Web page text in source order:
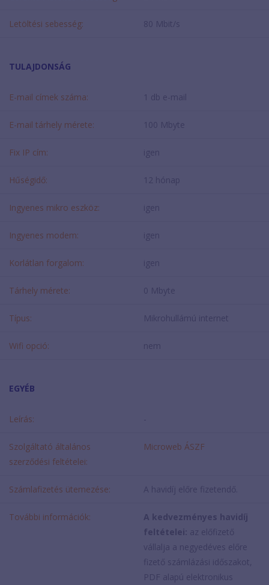
Letöltési sebesség: 80 Mbit/s
TULAJDONSÁG
E-mail címek száma: 1 db e-mail
E-mail tárhely mérete: 100 Mbyte
Fix IP cím: igen
Hűségidő: 12 hónap
Ingyenes mikro eszköz: igen
Ingyenes modem: igen
Korlátlan forgalom: igen
Tárhely mérete: 0 Mbyte
Típus: Mikrohullámú internet
Wifi opció: nem
EGYÉB
Leírás: -
Szolgáltató általános
szerződési feltételei:
Microweb ÁSZF
Számlafizetés ütemezése: A havidíj előre fizetendő.
További információk:
A kedvezményes havidíj
feltételei: az előfizető
vállalja a negyedéves előre
fizető számlázási időszakot,
PDF alapú elektronikus